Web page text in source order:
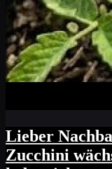
Lieber
Zucchini